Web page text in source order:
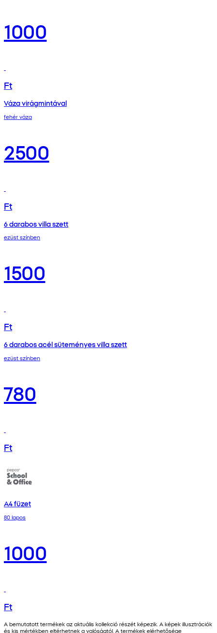
1000
Ft
Váza virágmintával
fehér váza
2500
Ft
6 darabos villa szett
ezüst színben
1500
Ft
6 darabos acél süteményes villa szett
ezüst színben
780
Ft
A4 füzet
80 lapos
1000
Ft
A bemutatott termékek az aktuális kollekció részét képezik. A képek illusztrációk
és kis mértékben eltérhetnek a valóságtól. A termékek elérhetősége